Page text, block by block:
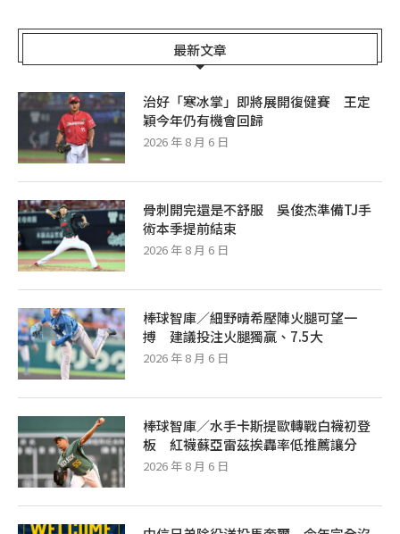
最新文章
治好「寒冰掌」即將展開復健賽 王定
穎今年仍有機會回歸
2026 年 8 月 6 日
骨刺開完還是不舒服 吳俊杰準備TJ手
術本季提前結束
2026 年 8 月 6 日
棒球智庫／細野晴希壓陣火腿可望一
搏 建議投注火腿獨贏、7.5大
2026 年 8 月 6 日
棒球智庫／水手卡斯提歐轉戰白襪初登
板 紅襪蘇亞雷茲挨轟率低推薦讓分
2026 年 8 月 6 日